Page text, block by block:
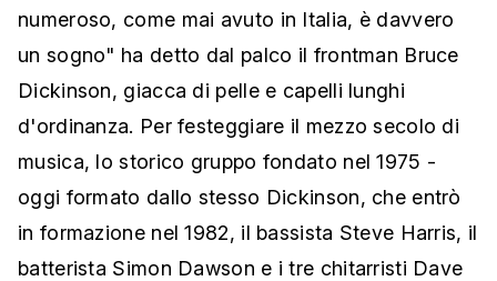
numeroso, come mai avuto in Italia, è davvero
un sogno" ha detto dal palco il frontman Bruce
Dickinson, giacca di pelle e capelli lunghi
d'ordinanza. Per festeggiare il mezzo secolo di
musica, lo storico gruppo fondato nel 1975 -
oggi formato dallo stesso Dickinson, che entrò
in formazione nel 1982, il bassista Steve Harris, il
batterista Simon Dawson e i tre chitarristi Dave